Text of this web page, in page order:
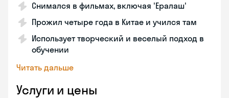
Снимался в фильмах, включая 'Ералаш'
Прожил четыре года в Китае и учился там
Использует творческий и веселый подход в
обучении
Читать дальше
Услуги и цены